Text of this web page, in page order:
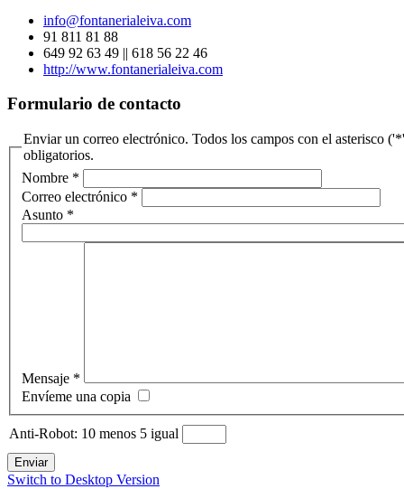
info@fontanerialeiva.com
91 811 81 88
649 92 63 49 || 618 56 22 46
http://www.fontanerialeiva.com
Formulario de contacto
Enviar un correo electrónico. Todos los campos con el asterisco
obligatorios.
Nombre *
Correo electrónico *
Asunto *
Mensaje *
Envíeme una copia
Anti-Robot: 10 menos 5 igual
Enviar
Switch to Desktop Version